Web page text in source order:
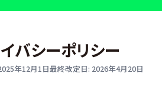
バシーポリシー
年12月1日最終改定日: 2026年4月20日